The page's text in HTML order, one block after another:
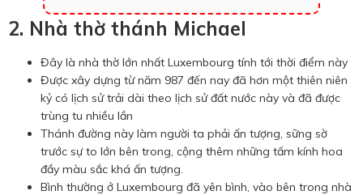
2. Nhà thờ thánh Michael
Đây là nhà thờ lớn nhất Luxembourg tính tới thời điểm này
Được xây dựng từ năm 987 đến nay đã hơn một thiên niên
kỷ có lịch sử trải dài theo lịch sử đất nước này và đã được
trùng tu nhiều lần
Thánh đường này làm người ta phải ấn tượng, sững sờ
trước sự to lớn bên trong, cộng thêm những tấm kính hoa
đầy màu sắc khá ấn tượng.
Bình thường ở Luxembourg đã yên bình, vào bên trong nhà